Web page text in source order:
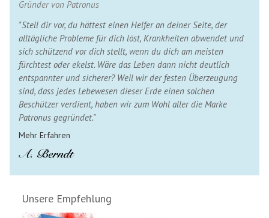
Gründer von Patronus
"Stell dir vor, du hättest einen Helfer an deiner Seite, der
alltägliche Probleme für dich löst, Krankheiten abwendet und
sich schützend vor dich stellt, wenn du dich am meisten
fürchtest oder ekelst. Wäre das Leben dann nicht deutlich
entspannter und sicherer? Weil wir der festen Überzeugung
sind, dass jedes Lebewesen dieser Erde einen solchen
Beschützer verdient, haben wir zum Wohl aller die Marke
Patronus gegründet."
Mehr Erfahren
Unsere Empfehlung